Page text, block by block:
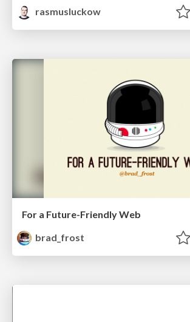
rasmusluckow
For a Future-Friendly Web
brad_frost